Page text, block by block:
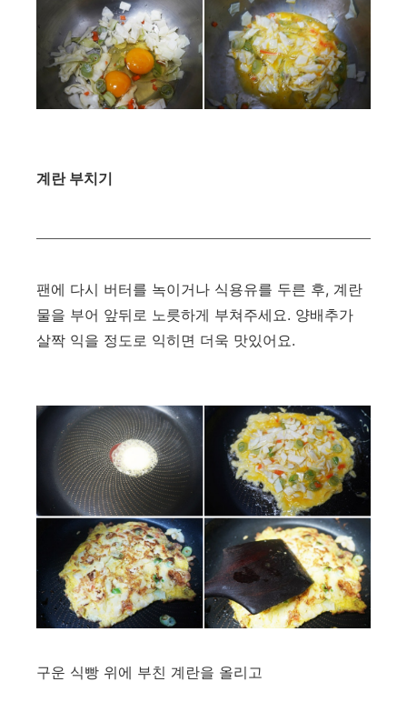
계란 부치기
팬에 다시 버터를 녹이거나 식용유를 두른 후, 계란
물을 부어 앞뒤로 노릇하게 부쳐주세요. 양배추가
살짝 익을 정도로 익히면 더욱 맛있어요.
구운 식빵 위에 부친 계란을 올리고